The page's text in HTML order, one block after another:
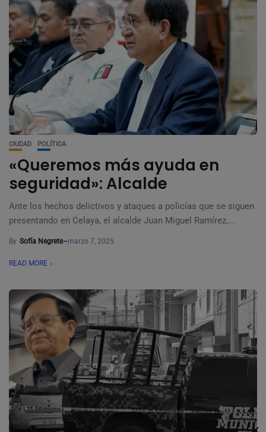
CIUDAD POLÍTICA
«Queremos más ayuda en
seguridad»: Alcalde
Ante los hechos delictivos y ataques a policías que se siguen
presentando en Celaya, el alcalde Juan Miguel Ramírez,...
By Sofía Negrete marzo 7, 2025
READ MORE